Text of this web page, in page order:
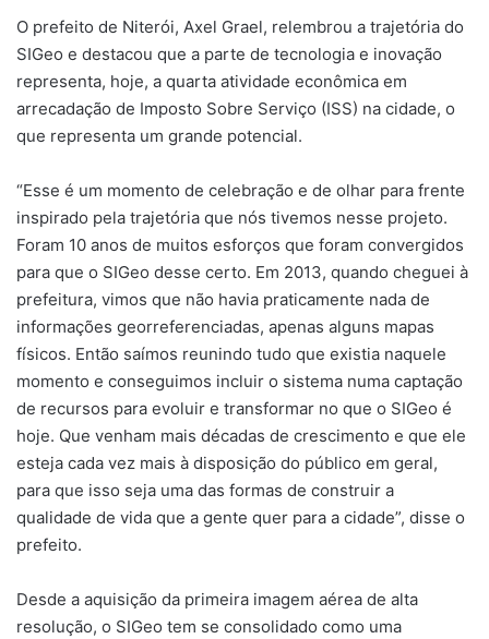
O prefeito de Niterói, Axel Grael, relembrou a trajetória do
SIGeo e destacou que a parte de tecnologia e inovação
representa, hoje, a quarta atividade econômica em
arrecadação de Imposto Sobre Serviço (ISS) na cidade, o
que representa um grande potencial.
“Esse é um momento de celebração e de olhar para frente
inspirado pela trajetória que nós tivemos nesse projeto.
Foram 10 anos de muitos esforços que foram convergidos
para que o SIGeo desse certo. Em 2013, quando cheguei à
prefeitura, vimos que não havia praticamente nada de
informações georreferenciadas, apenas alguns mapas
físicos. Então saímos reunindo tudo que existia naquele
momento e conseguimos incluir o sistema numa captação
de recursos para evoluir e transformar no que o SIGeo é
hoje. Que venham mais décadas de crescimento e que ele
esteja cada vez mais à disposição do público em geral,
para que isso seja uma das formas de construir a
qualidade de vida que a gente quer para a cidade”, disse o
prefeito.
Desde a aquisição da primeira imagem aérea de alta
resolução, o SIGeo tem se consolidado como uma